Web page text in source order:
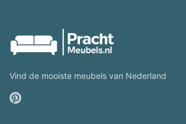
Vind de mooiste meubels van Nederland